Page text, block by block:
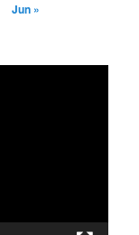
Jun »